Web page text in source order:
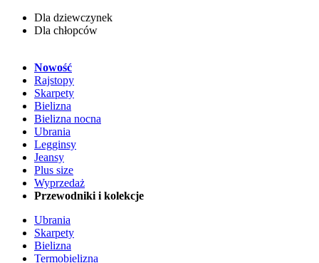
Dla dziewczynek
Dla chłopców
Nowość
Rajstopy
Skarpety
Bielizna
Bielizna nocna
Ubrania
Legginsy
Jeansy
Plus size
Wyprzedaż
Przewodniki i kolekcje
Ubrania
Skarpety
Bielizna
Termobielizna